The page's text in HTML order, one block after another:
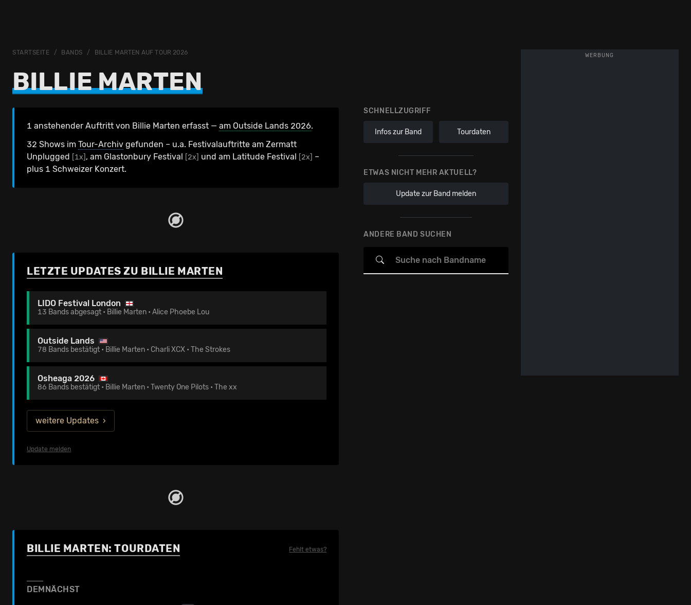
WERBUNG
STARTSEITE BANDS BILLIE MARTEN AUF TOUR 2026
BILLIE MARTEN
SCHNELLZUGRIFF
Infos zur Band Tourdaten
ETWAS NICHT MEHR AKTUELL?
Update zur Band melden
ANDERE BAND SUCHEN
1 anstehender Auftritt von Billie Marten erfasst — am Outside Lands 2026.
32 Shows im Tour-Archiv gefunden – u.a. Festivalauftritte am Zermatt
Unplugged [1x] , am Glastonbury Festival [2x] und am Latitude Festival [2x] –
plus 1 Schweizer Konzert.
LETZTE UPDATES ZU BILLIE MARTEN
LIDO Festival London
13 Bands abgesagt • Billie Marten • Alice Phoebe Lou
Outside Lands
78 Bands bestätigt • Billie Marten • Charli XCX • The Strokes
Osheaga 2026
86 Bands bestätigt • Billie Marten • Twenty One Pilots • The xx
weitere Updates
Update melden
BILLIE MARTEN: TOURDATEN Fehlt etwas?
DEMNÄCHST